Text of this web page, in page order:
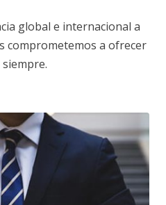
global e internacional a
comprometemos a ofrecer